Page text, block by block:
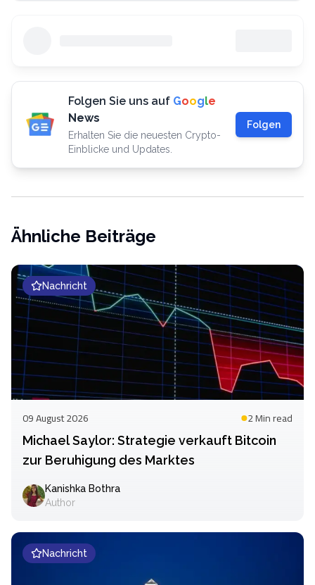
Folgen Sie uns auf Google
News
Erhalten Sie die neuesten Crypto-
Einblicke und Updates.
Folgen
Ähnliche Beiträge
Nachricht
09 August 2026 2 Minread
Michael Saylor: Strategie verkauft Bitcoin
zur Beruhigung des Marktes
Kanishka Bothra
Author
Nachricht